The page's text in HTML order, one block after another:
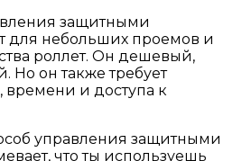
защитными
для небольших проемов и
роллет. Он дешевый,
Но он также требует
и доступа к
управления защитными
что ты используешь